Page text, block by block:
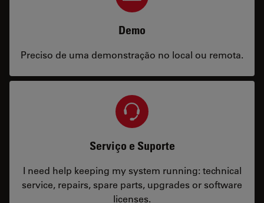
Demo
Preciso de uma demonstração no local ou remota.
Serviço e Suporte
I need help keeping my system running: technical
service, repairs, spare parts, upgrades or software
licenses.